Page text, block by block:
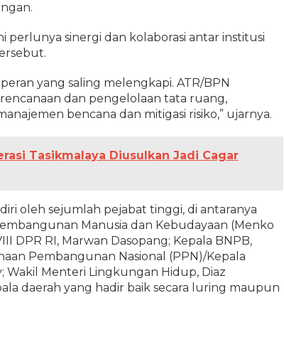
perlunya sinergi dan kolaborasi antar institusi
yang saling melengkapi. ATR/BPN
dan pengelolaan tata ruang,
bencana dan mitigasi risiko,” ujarnya.
Tasikmalaya Diusulkan Jadi Cagar
oleh sejumlah pejabat tinggi, di antaranya
Manusia dan Kebudayaan (Menko
DPR RI, Marwan Dasopang; Kepala BNPB,
Pembangunan Nasional (PPN)/Kepala
Wakil Menteri Lingkungan Hidup, Diaz
daerah yang hadir baik secara luring maupun